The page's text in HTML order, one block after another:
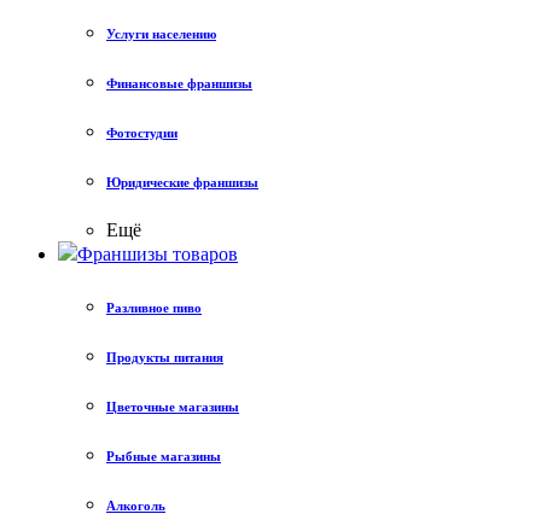
Услуги населению
Финансовые франшизы
Фотостудии
Юридические франшизы
Ещё
Франшизы товаров
Разливное пиво
Продукты питания
Цветочные магазины
Рыбные магазины
Алкоголь